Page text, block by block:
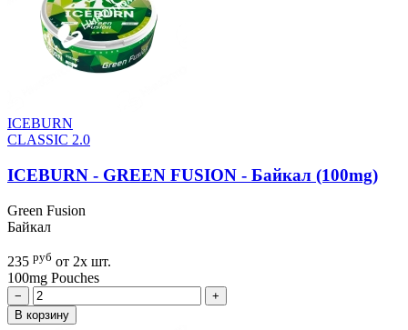
ICEBURN
CLASSIC 2.0
ICEBURN - GREEN FUSION - Байкал (100mg)
Green Fusion
Байкал
235 руб от 2х шт.
100mg Pouches
−
+
В корзину